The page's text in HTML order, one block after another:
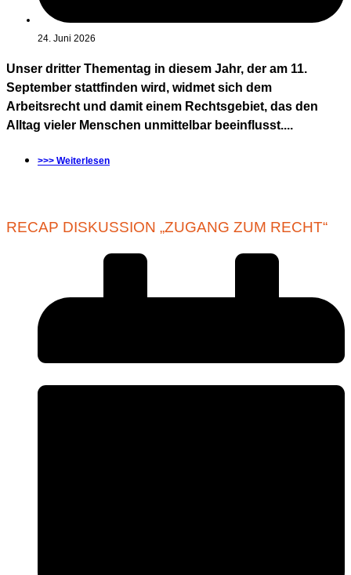
24. Juni 2026
Unser dritter Thementag in diesem Jahr, der am 11.
September stattfinden wird, widmet sich dem
Arbeitsrecht und damit einem Rechtsgebiet, das den
Alltag vieler Menschen unmittelbar beeinflusst....
>>> Weiterlesen
RECAP DISKUSSION „ZUGANG ZUM RECHT“